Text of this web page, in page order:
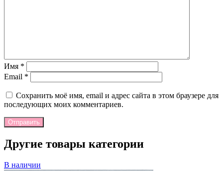
Имя *
Email *
Сохранить моё имя, email и адрес сайта в этом браузере для
последующих моих комментариев.
Отправить
Другие товары категории
В наличии